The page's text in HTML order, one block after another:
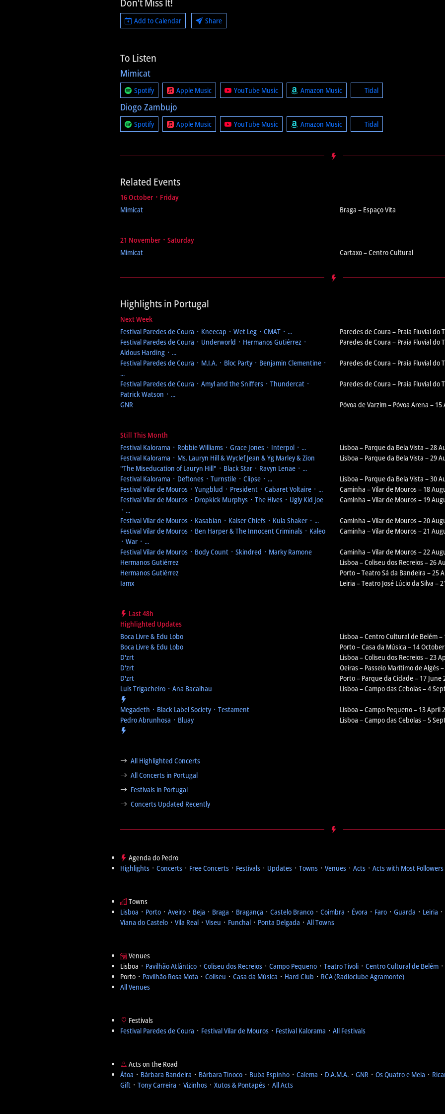
Don't Miss It!
Add to Calendar Share
To Listen
Mimicat
Spotify Apple Music YouTube Music Amazon Music Tidal
Diogo Zambujo
Spotify Apple Music YouTube Music Amazon Music Tidal
Related Events
16 October ᛫ Friday
Mimicat
Braga – Espaço Vita
21 November ᛫ Saturday
Mimicat
Cartaxo – Centro Cultural
Highlights in Portugal
Next Week
Festival Paredes de Coura ᛫ Kneecap ᛫ Wet Leg ᛫ CMAT ᛫ ...
Paredes de Coura – Praia Fluvial do
Festival Paredes de Coura ᛫ Underworld ᛫ Hermanos Gutiérrez ᛫
Aldous Harding ᛫ ...
Paredes de Coura – Praia Fluvial do
Festival Paredes de Coura ᛫ M.I.A. ᛫ Bloc Party ᛫ Benjamin Clementine ᛫
...
Paredes de Coura – Praia Fluvial do
Festival Paredes de Coura ᛫ Amyl and the Sniffers ᛫ Thundercat ᛫
Patrick Watson ᛫ ...
Paredes de Coura – Praia Fluvial do
GNR Póvoa de Varzim – Póvoa Arena –
Still This Month
Festival Kalorama ᛫ Robbie Williams ᛫ Grace Jones ᛫ Interpol ᛫ ...
Lisboa – Parque da Bela Vista – 28
Festival Kalorama ᛫ Ms. Lauryn Hill & Wyclef Jean & Yg Marley & Zion
"The Miseducation of Lauryn Hill" ᛫ Black Star ᛫ Ravyn Lenae ᛫ ...
Lisboa – Parque da Bela Vista – 29
Festival Kalorama ᛫ Deftones ᛫ Turnstile ᛫ Clipse ᛫ ...
Lisboa – Parque da Bela Vista – 30
Festival Vilar de Mouros ᛫ Yungblud ᛫ President ᛫ Cabaret Voltaire ᛫ ...
Caminha – Vilar de Mouros – 18
Festival Vilar de Mouros ᛫ Dropkick Murphys ᛫ The Hives ᛫ Ugly Kid Joe
᛫ ...
Caminha – Vilar de Mouros – 19
Festival Vilar de Mouros ᛫ Kasabian ᛫ Kaiser Chiefs ᛫ Kula Shaker ᛫ ...
Caminha – Vilar de Mouros – 20
Festival Vilar de Mouros ᛫ Ben Harper & The Innocent Criminals ᛫ Kaleo
᛫ War ᛫ ...
Caminha – Vilar de Mouros – 21
Festival Vilar de Mouros ᛫ Body Count ᛫ Skindred ᛫ Marky Ramone
Caminha – Vilar de Mouros – 22
Hermanos Gutiérrez
Lisboa – Coliseu dos Recreios – 26
Hermanos Gutiérrez
Porto – Teatro Sá da Bandeira – 25
Iamx
Leiria – Teatro José Lúcio da Silva –
Last 48h
Highlighted Updates
Boca Livre & Edu Lobo
Lisboa – Centro Cultural de Belém –
Boca Livre & Edu Lobo
Porto – Casa da Música – 14 October
D'zrt
Lisboa – Coliseu dos Recreios – 23
D'zrt
Oeiras – Passeio Marítimo de Algés
D'zrt
Porto – Parque da Cidade – 17 June
Luís Trigacheiro ᛫ Ana Bacalhau
Lisboa – Campo das Cebolas – 4
Megadeth ᛫ Black Label Society ᛫ Testament
Lisboa – Campo Pequeno – 13 April
Pedro Abrunhosa ᛫ Bluay
Lisboa – Campo das Cebolas – 5
All Highlighted Concerts
All Concerts in Portugal
Festivals in Portugal
Concerts Updated Recently
Agenda do Pedro
Highlights ᛫ Concerts ᛫ Free Concerts ᛫ Festivals ᛫ Updates ᛫ Towns ᛫ Venues ᛫ Acts ᛫ Acts with Most Followers
Towns
Lisboa ᛫ Porto ᛫ Aveiro ᛫ Beja ᛫ Braga ᛫ Bragança ᛫ Castelo Branco ᛫ Coimbra ᛫ Évora ᛫ Faro ᛫ Guarda ᛫ Leiria ᛫
Viana do Castelo ᛫ Vila Real ᛫ Viseu ᛫ Funchal ᛫ Ponta Delgada ᛫ All Towns
Venues
Lisboa ᛫ Pavilhão Atlântico ᛫ Coliseu dos Recreios ᛫ Campo Pequeno ᛫ Teatro Tivoli ᛫ Centro Cultural de Belém ᛫
Porto ᛫ Pavilhão Rosa Mota ᛫ Coliseu ᛫ Casa da Música ᛫ Hard Club ᛫ RCA (Radioclube Agramonte)
All Venues
Festivals
Festival Paredes de Coura ᛫ Festival Vilar de Mouros ᛫ Festival Kalorama ᛫ All Festivals
Acts on the Road
Átoa ᛫ Bárbara Bandeira ᛫ Bárbara Tinoco ᛫ Buba Espinho ᛫ Calema ᛫ D.A.M.A. ᛫ GNR ᛫ Os Quatro e Meia ᛫
Gift ᛫ Tony Carreira ᛫ Vizinhos ᛫ Xutos & Pontapés ᛫ All Acts